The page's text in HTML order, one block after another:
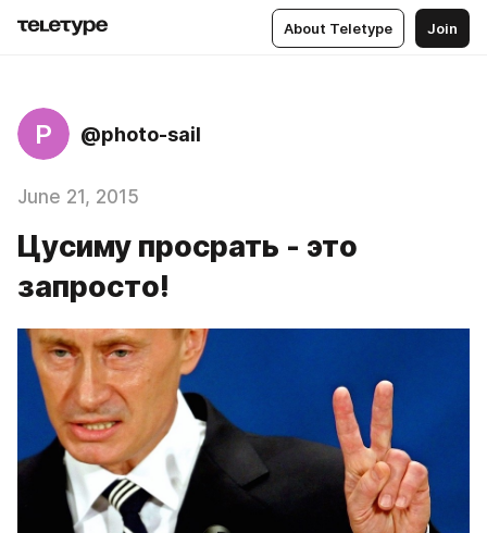
About Teletype Join
P @photo-sail
June 21, 2015
Цусиму просрать - это
запросто!